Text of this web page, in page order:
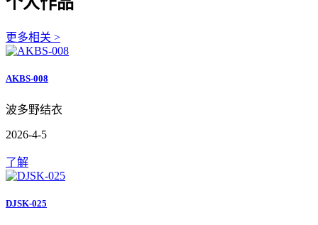
更多相关 >
AKBS-008
波多野结衣
2026-4-5
了解
DJSK-025